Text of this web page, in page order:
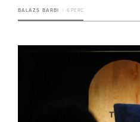
BALÁZS BARBI 6 PERC